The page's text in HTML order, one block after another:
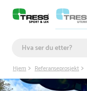
Hjem Referanseprosjekt